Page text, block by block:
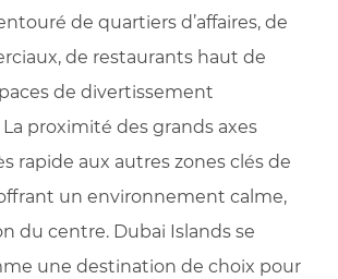
de quartiers d’affaires, de
de restaurants haut de
de divertissement
proximité des grands axes
rapide aux autres zones clés de
un environnement calme,
du centre. Dubai Islands se
une destination de choix pour